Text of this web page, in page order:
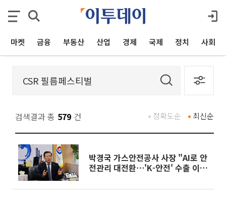
마켓 금융 부동산 산업 경제 국제 정치 사회
검색결과 총 579 건 최신순
정확도순
박경국 가스안전공사 사장 "AI로 안
전관리 대전환⋯'K-안전' 수출 이끌